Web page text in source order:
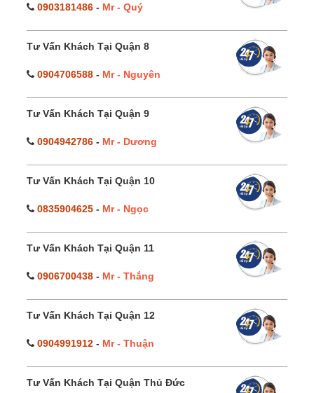
0903181486 - Mr - Quý
Tư Vấn Khách Tại Quận 8
0904706588 - Mr - Nguyên
Tư Vấn Khách Tại Quận 9
0904942786 - Mr - Dương
Tư Vấn Khách Tại Quận 10
0835904625 - Mr - Ngọc
Tư Vấn Khách Tại Quận 11
0906700438 - Mr - Thắng
Tư Vấn Khách Tại Quận 12
0904991912 - Mr - Thuận
Tư Vấn Khách Tại Quận Thủ Đức